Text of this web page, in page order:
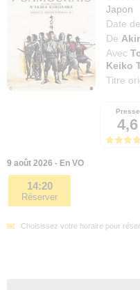
Japon
Date
De
Avec
Keiko
Titre
Presse
4,6
9 août 2026 - En VO
14:20
Réserver
Choisissez votre horaire pour